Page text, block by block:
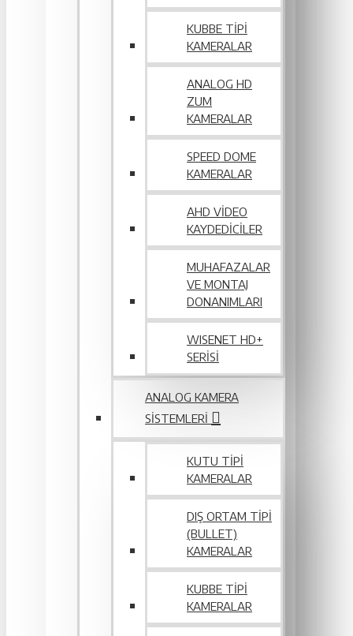
KUBBE TIPI
KAMERALAR
ANALOG HD
ZUM
KAMERALAR
SPEED DOME
KAMERALAR
AHD VIDEO
KAYDEDICILER
MUHAFAZALAR
VE MONTAJ
DONANIMLARI
WISENET HD+
SERİSİ
ANALOG KAMERA
SISTEMLERI
KUTU TIPI
KAMERALAR
DIŞ ORTAM TIPI
(BULLET)
KAMERALAR
KUBBE TIPI
KAMERALAR